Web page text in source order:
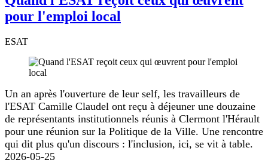
pour l'emploi local
ESAT
Un an après l'ouverture de leur self, les travailleurs de
l'ESAT Camille Claudel ont reçu à déjeuner une douzaine
de représentants institutionnels réunis à Clermont l'Hérault
pour une réunion sur la Politique de la Ville. Une rencontre
qui dit plus qu'un discours : l'inclusion, ici, se vit à table.
2026-05-25